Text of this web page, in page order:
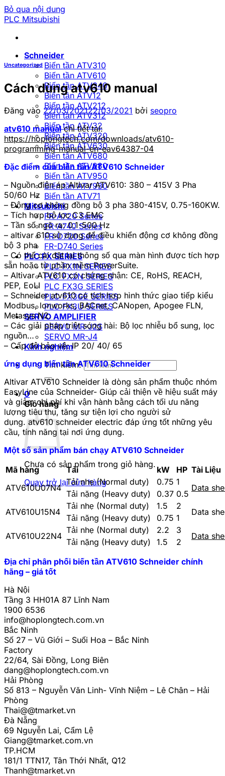
Bỏ qua nội dung
PLC Mitsubishi
Schneider
Biến tần ATV310
Biến tần ATV610
Biến tần ATV340
Biến tần ATV12
Biến tần ATV212
Biến tần ATV312
Biến tần ATV32
Biến tần ATV320
Biến tần ATV630
Biến tần ATV680
Biến tần ATV980
Biến tần ATV950
Biến tần ATV930
Biến tần ATV71
Mitsubishi
FR-A720 Series
FR-A740 Series
FR-D720 Series
FR-D740 Series
PLC FX SERIES
PLC FX1N SERIES
PLC FX2N SERIES
PLC FX3G SERIES
PLC FX3GE SERIES
PLC FX3U SERIES
SERVO AMPLIFIER
SERVO MR-J2S
SERVO MR-J4
Kinh nghiệm
Tìm kiếm:
0
Giỏ hàng
Chưa có sản phẩm trong giỏ hàng.
Quay trở lại cửa hàng
Uncategorized
Cách dùng atv610 manual
Đăng vào 22/03/202122/03/2021 bởi seopro
atv610 manualchi tiết tại:
https://hoplongtech.com/downloads/atv610-
programming-manual-en-eav64387-04
Đặc điểm của biến tần ATV610 Schneider
– Nguồn điện áp Altivar ATV610: 380 – 415V 3 Pha
50/60 Hz
– Động cơ không đồng bộ 3 pha 380-415V, 0.75-160KW.
– Tích hợp bộ lọc C3 EMC
– Tần số ngõ ra: 0.1-500 Hz
– altivar 610 sử dụng để điều khiển động cơ không đồng
bộ 3 pha
– Có thể cài đặt lại thông số qua màn hình được tích hợp
sẵn hoặc từ phần mềm PowerSuite.
– Altivar ATV610 có chứng nhận: CE, RoHS, REACH,
PEP, EoLI
– Schneider atv610 có tích hợp hình thức giao tiếp kiểu
Modbus, lonworks, BACnet, CANopen, Apogee FLN,
Metasys N2.
– Các giải pháp triệt sóng hài: Bộ lọc nhiễu bổ sung, lọc
nguồn…
– Cấp độ bảo vệ: IP 20/ 40/ 65
ứng dụng biến tần ATV610 Schneider
Altivar ATV610 Schneider là dòng sản phẩm thuộc nhóm
EasyLine của Schneider- Giúp cải thiện về hiệu suất máy
và giảm chi phí khi vận hành bằng cách tối ưu năng
lượng tiêu thụ, tăng sự tiện lợi cho người sử
dụng. atv610 schneider electric đáp ứng tốt những yêu
cầu, tính năng tại nơi ứng dụng.
Một số sản phẩm bán chạy ATV610 Schneider
Mã hàng
Tải kW HP Tài Liệu
ATV610U07N4
Tải nhẹ (Normal duty) 0.75 1
Data
Tải nặng (Heavy duty) 0.37 0.5
ATV610U15N4
Tải nhẹ (Normal duty) 1.5 2
Data
Tải nặng (Heavy duty) 0.75 1
ATV610U22N4
Tải nhẹ (Normal duty) 2.2 3
Data
Tải nặng (Heavy duty) 1.5
2
Địa chỉ phân phối biến tần ATV610 Schneider chính
hãng – giá tốt
Hà Nội
Tầng 3 HH01A 87 Lĩnh Nam
1900 6536
info@hoplongtech.com.vn
Bắc Ninh
Số 27 – Vũ Giới – Suối Hoa – Bắc Ninh
Factory
22/64, Sài Đồng, Long Biên
dang@hoplongtech.com.vn
Hải Phòng
Số 813 – Nguyễn Văn Linh- Vĩnh Niệm – Lê Chân – Hải
Phòng
Thai@@tmarket.vn
Đà Nẵng
69 Nguyễn Lai, Cẩm Lệ
Giang@tmarket.com.vn
TP.HCM
181/1 TTN17, Tân Thới Nhất, Q12
Thanh@tmarket.vn